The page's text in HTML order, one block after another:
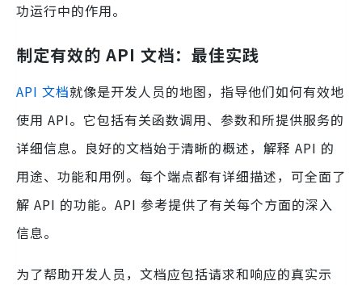
功运行中的作用。
制定有效的 API 文档：最佳实践
API 文档就像是开发人员的地图，指导他们如何有效地
使用 API。它包括有关函数调用、参数和所提供服务的
详细信息。良好的文档始于清晰的概述，解释 API 的
用途、功能和用例。每个端点都有详细描述，可全面了
解 API 的功能。API 参考提供了有关每个方面的深入
信息。
为了帮助开发人员，文档应包括请求和响应的真实示